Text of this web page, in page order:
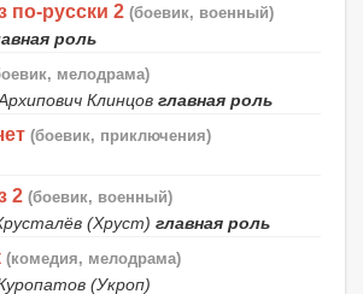
по-русски 2 (боевик, военный)
роль
мелодрама)
Клинцов главная роль
(боевик, приключения)
2 (боевик, военный)
(Хруст) главная роль
(комедия, мелодрама)
(Укроп)